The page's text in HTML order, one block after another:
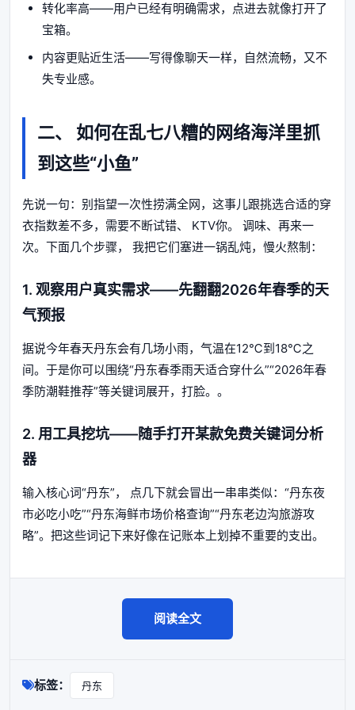
转化率高——用户已经有明确需求，点进去就像打开了
宝箱。
内容更贴近生活——写得像聊天一样，自然流畅，又不
失专业感。
二、 如何在乱七八糟的网络海洋里抓
到这些“小鱼”
先说一句：别指望一次性捞满全网，这事儿跟挑选合适的穿
衣指数差不多，需要不断试错、 KTV你。 调味、再来一
次。下面几个步骤， 我把它们塞进一锅乱炖，慢火熬制：
1. 观察用户真实需求——先翻翻2026年春季的天
气预报
据说今年春天丹东会有几场小雨，气温在12℃到18℃之
间。于是你可以围绕“丹东春季雨天适合穿什么”“2026年春
季防潮鞋推荐”等关键词展开，打脸。。
2. 用工具挖坑——随手打开某款免费关键词分析
器
输入核心词“丹东”， 点几下就会冒出一串串类似：“丹东夜
市必吃小吃”“丹东海鲜市场价格查询”“丹东老边沟旅游攻
略”。把这些词记下来好像在记账本上划掉不重要的支出。
阅读全文
标签： 丹东